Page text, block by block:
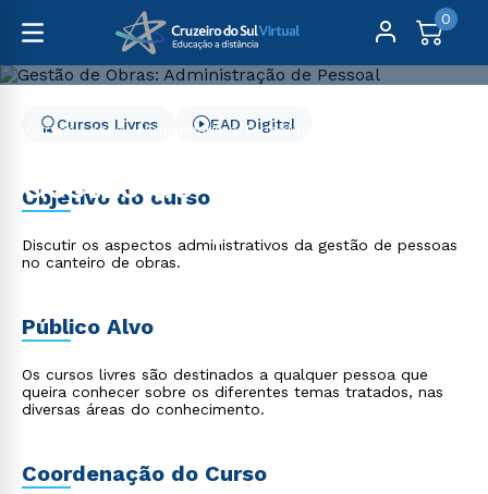
0
Cursos Livres
Engenharia e Tecnologia
Gestão de Obras:
Administração de Pessoal
Cursos Livres EAD Digital
Objetivo do curso
Discutir os aspectos administrativos da gestão de pessoas
no canteiro de obras.
Público Alvo
Os cursos livres são destinados a qualquer pessoa que
queira conhecer sobre os diferentes temas tratados, nas
diversas áreas do conhecimento.
Coordenação do Curso